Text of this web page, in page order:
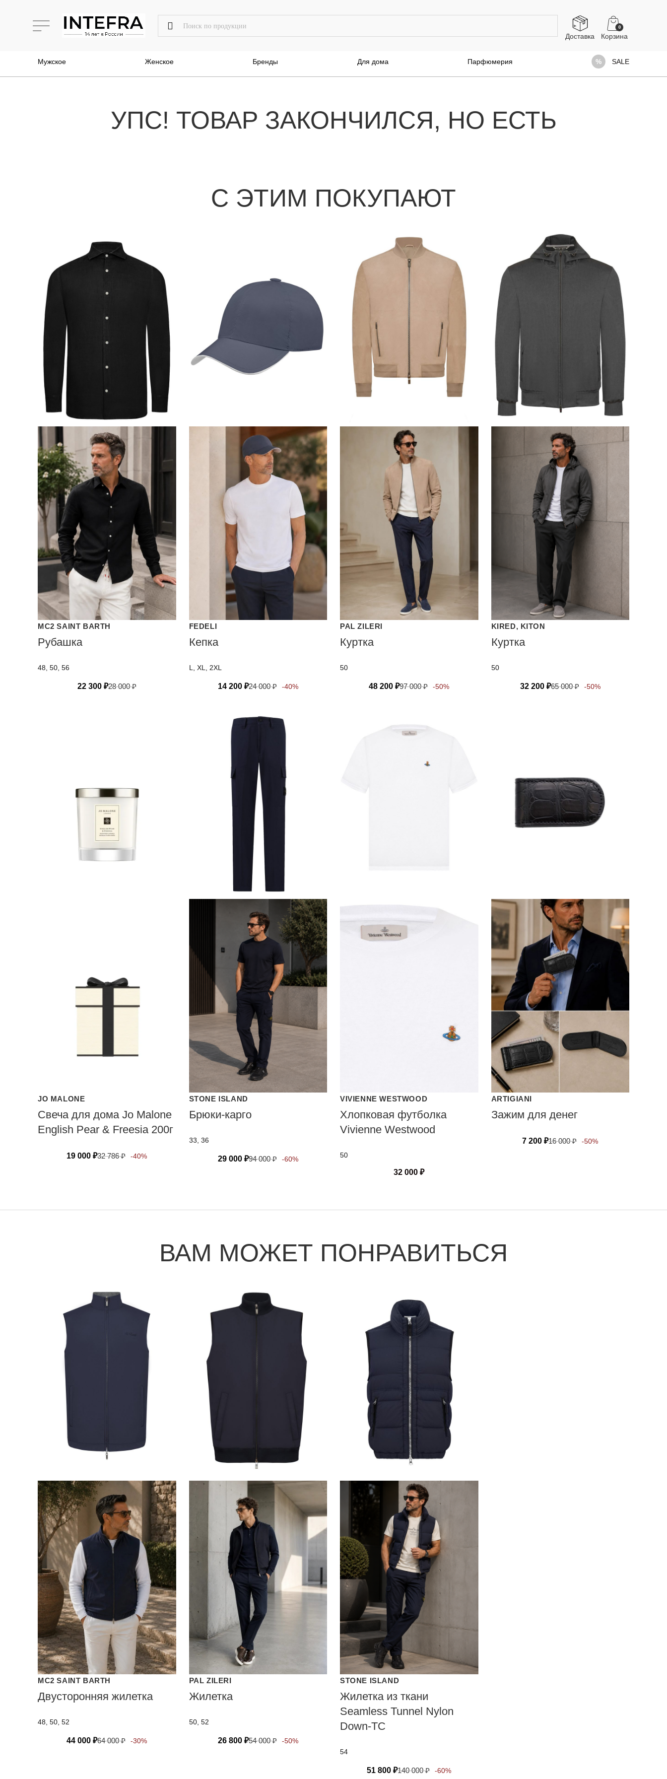
Доставка
0
Мужское Женское Бренды Для дома Парфюмерия SALE
УПС! ТОВАР ЗАКОНЧИЛСЯ, НО ЕСТЬ
С ЭТИМ ПОКУПАЮТ
MC2 SAINT BARTH
Рубашка
48, 50, 56
22 300 ₽28 000₽
FEDELI
Кепка
L, XL, 2XL
14 200 ₽24 000₽ -40%
PAL ZILERI
Куртка
50
48 200₽97 000₽ -50%
KIRED, KITON
Куртка
50
32 200 ₽65 000₽ -50%
JO MALONE
Свеча для дома Jo Malone
English Pear & Freesia 200г
19 000₽32 786₽ -40%
STONE ISLAND
Брюки-карго
33, 36
29 000 ₽94 000₽ -60%
VIVIENNE WESTWOOD
Хлопковая футболка
Vivienne Westwood
50
32 000₽
ARTIGIANI
Зажим для денег
7 200₽16 000₽ -50%
ВАМ МОЖЕТ ПОНРАВИТЬСЯ
MC2 SAINT BARTH
Двусторонняя жилетка
48, 50, 52
44 000₽64 000₽ -30%
PAL ZILERI
Жилетка
50, 52
26 800 ₽54 000₽ -50%
STONE ISLAND
Жилетка из ткани
Seamless Tunnel Nylon
Down-TC
54
51 800₽140 000₽ -60%